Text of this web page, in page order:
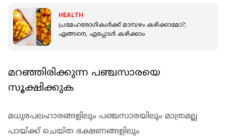
HEALTH
പ്രമേഹരോഗികള്‍ക്ക് മാമ്പഴം കഴിക്കാമോ?;
എങ്ങനെ, എപ്പോള്‍ കഴിക്കാം
മറഞ്ഞിരിക്കുന്ന പഞ്ചസാരയെ
സൂക്ഷിക്കുക
മധുരപലഹാരങ്ങളിലും പഞ്ചസാരയിലും മാത്രമല്ല
പായ്ക്ക് ചെയ്ത ഭക്ഷണങ്ങളിലും